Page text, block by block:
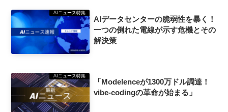
AIニュース特集
AIデータセンターの脆弱性を暴く！
一つの倒れた電線が示す危機とその
解決策
AIニュース特集
「Modelenceが1300万ドル調達！
vibe-codingの革命が始まる」